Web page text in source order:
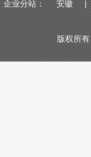
企业分站：
安徽 |
版权所有